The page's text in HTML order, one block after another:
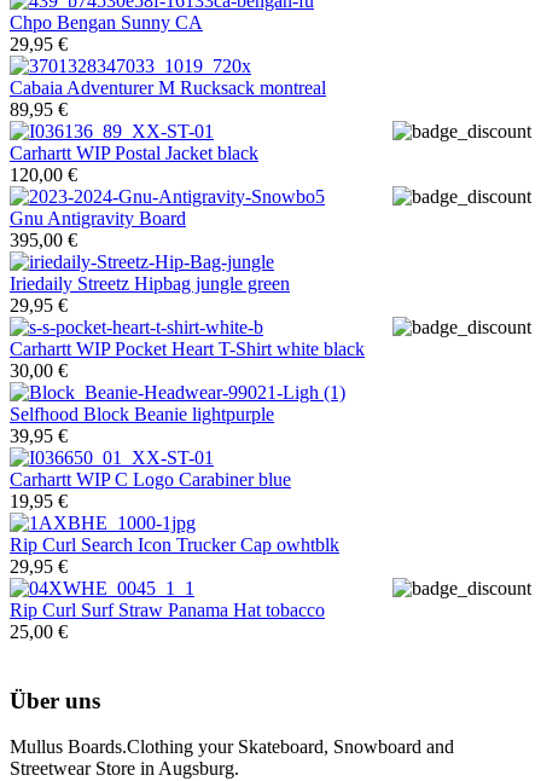
Chpo Bengan Sunny CA
29,95 €
Cabaia Adventurer M Rucksack montreal
89,95 €
Carhartt WIPPostal Jacket black
120,00 €
Gnu Antigravity Board
395,00 €
Iriedaily Streetz Hipbag jungle green
29,95 €
Carhartt WIPPocket Heart T-Shirt white black
30,00 €
Selfhood Block Beanie lightpurple
39,95 €
Carhartt WIPC Logo Carabiner blue
19,95 €
Rip Curl Search Icon Trucker Cap owhtblk
29,95 €
Rip Curl Surf Straw Panama Hat tobacco
25,00 €
Über uns
Mullus Boards.Clothing your Skateboard, Snowboard and
Streetwear Store in Augsburg.